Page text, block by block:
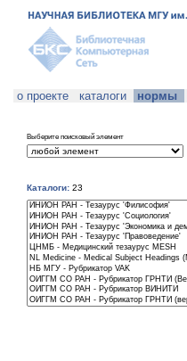
о проекте каталоги нормы
Выберите поисковый элемент
Каталоги: 23